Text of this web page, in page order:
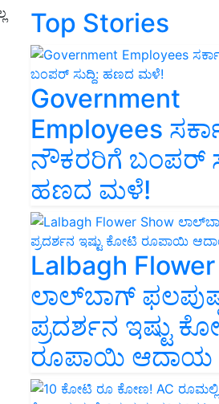
Top Stories
Government
Employees
ನೌಕರರಿಗೆ ಬಂಪರ್‌
ಹಣದ ಮಳೆ!
Lalbagh
ಲಾಲ್‌ಬಾಗ್
ಪ್ರದರ್ಶನ ಇಷ್ಟು
ರೂಪಾಯಿ ಆದಾಯ